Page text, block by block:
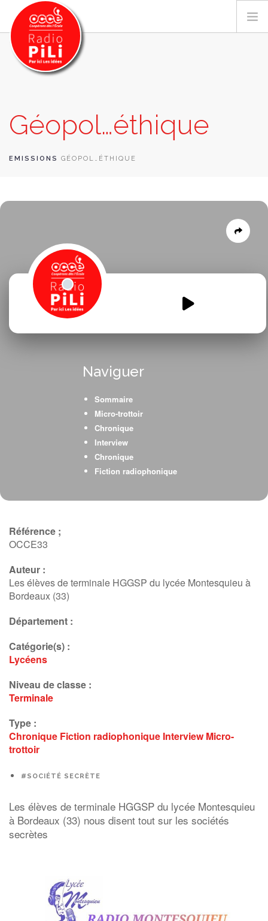
GRILLE DES PROGRAMMES
EMISSIONS / PODCASTS
SUR LE TERRITOIRE
CONTACT
Géopol…éthique
EMISSIONS GÉOPOL…ÉTHIQUE
Geopol.ethique.mp3
Naviguer
Sommaire
Micro-trottoir
Chronique
Interview
Chronique
Fiction radiophonique
Référence ;
OCCE33
Auteur :
Les élèves de terminale HGGSP du lycée Montesquieu à
Bordeaux (33)
Département :
Catégorie(s) :
Lycéens
Niveau de classe :
Terminale
Type :
Chronique Fiction radiophonique Interview Micro-
trottoir
#SOCIÉTÉ SECRÈTE
Les élèves de terminale HGGSP du lycée Montesquieu
à Bordeaux (33) nous disent tout sur les sociétés
secrètes